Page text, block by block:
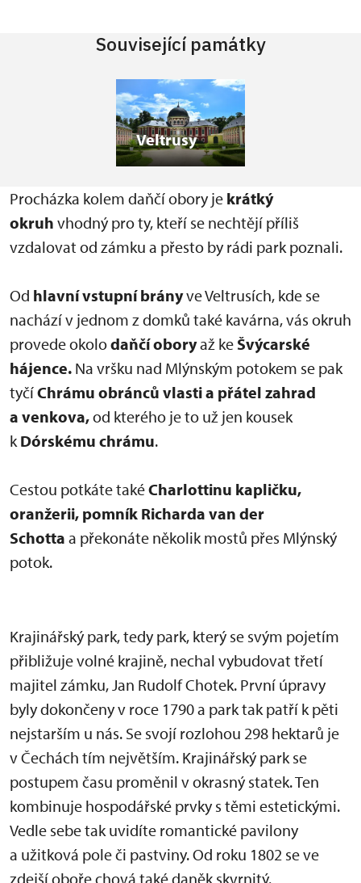
Související památky
Veltrusy
Procházka kolem daňčí obory je krátký
okruh vhodný pro ty, kteří se nechtějí příliš
vzdalovat od zámku a přesto by rádi park poznali.
Od hlavní vstupní brányve Veltrusích, kde se
nachází v jednom z domků také kavárna, vás okruh
provede okolodaňčí oboryaž ke Švýcarské
hájence. Na vršku nad Mlýnským potokem se pak
tyčíChrámu obránců vlasti a přátel zahrad
a venkova,od kterého je to už jen kousek
kDórskému chrámu.
Cestou potkáte takéCharlottinu kapličku,
oranžerii, pomník Richarda van der
Schotta a překonáte několik mostů přes Mlýnský
potok.
Krajinářský park, tedy park, který se svým pojetím
přibližuje volné krajině, nechal vybudovat třetí
majitel zámku, Jan Rudolf Chotek. První úpravy
byly dokončeny v roce 1790 a park tak patří k pěti
nejstarším u nás. Se svojí rozlohou 298 hektarů je
v Čechách tím největším. Krajinářský park se
postupem času proměnil v okrasný statek. Ten
kombinuje hospodářské prvky s těmi estetickými.
Vedle sebe tak uvidíte romantické pavilony
a užitková pole či pastviny. Od roku 1802 se ve
zdejší oboře chová také daněk skvrnitý.